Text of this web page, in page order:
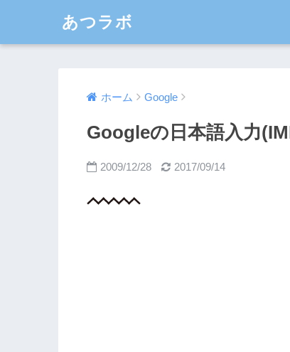
あつラボ
ホーム Google
Googleの日本語入力
2009/12/28 2017/09/14